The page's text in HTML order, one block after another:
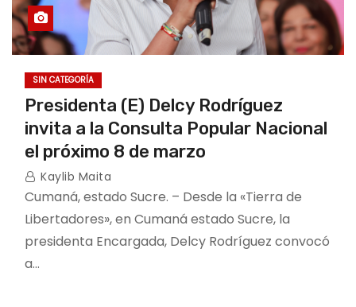
SIN CATEGORÍA
Presidenta (E) Delcy Rodríguez
invita a la Consulta Popular Nacional
el próximo 8 de marzo
Kaylib Maita
Cumaná, estado Sucre. – Desde la «Tierra de
Libertadores», en Cumaná estado Sucre, la
presidenta Encargada, Delcy Rodríguez convocó
a…